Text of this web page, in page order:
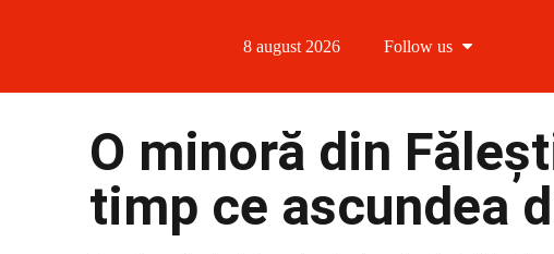
8 august 2026 Follow us
Follow us on Twitter
O minoră din
timp ce ascundea